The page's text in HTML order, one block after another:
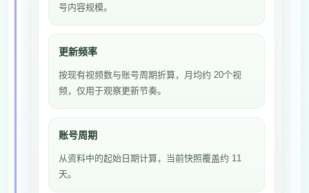
号内容规模。
更新频率
按现有视频数与账号周期折算，月均约 20个视
频，仅用于观察更新节奏。
账号周期
从资料中的起始日期计算，当前快照覆盖约 11
天。